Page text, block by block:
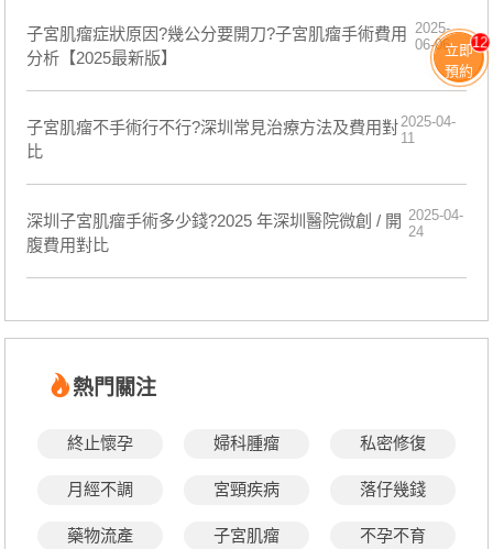
子宮肌瘤症狀原因?幾公分要開刀?子宮肌瘤手術費用
分析【2025最新版】
2025-
06-06
子宮肌瘤不手術行不行?深圳常見治療方法及費用對
比
2025-04-
11
深圳子宮肌瘤手術多少錢?2025 年深圳醫院微創 / 開
腹費用對比
2025-04-
24
熱門關注
終止懷孕 婦科腫瘤 私密修復
月經不調 宮頸疾病 落仔幾錢
藥物流產 子宮肌瘤 不孕不育
立即
預約
12